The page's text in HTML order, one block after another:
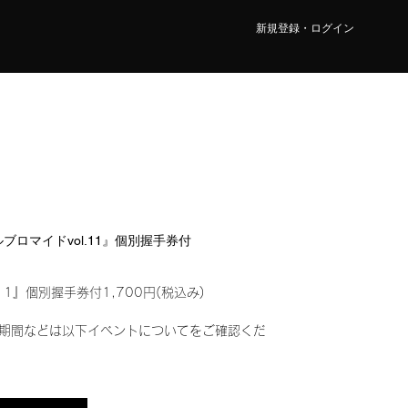
新規登録・ログイン
ロマイドvol.11』個別握手券付
』個別握手券付1,700円(税込み)
間などは以下イベントについてをご確認くだ